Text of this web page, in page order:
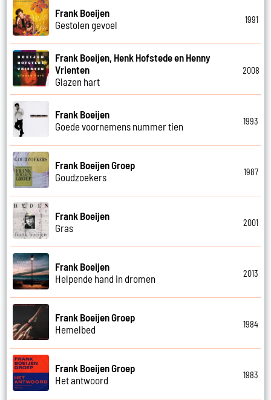
Frank Boeijen
Gestolen gevoel
1991
Frank Boeijen, Henk Hofstede en Henny
Vrienten
Glazen hart
2008
Frank Boeijen
Goede voornemens nummer tien
1993
Frank Boeijen Groep
Goudzoekers
1987
Frank Boeijen
Gras
2001
Frank Boeijen
Helpende hand in dromen
2013
Frank Boeijen Groep
Hemelbed
1984
Frank Boeijen Groep
Het antwoord
1983